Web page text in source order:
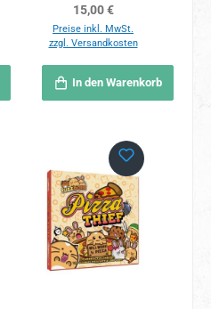
Regulärer Preis:
15,00 €
Preise inkl. MwSt.
zzgl. Versandkosten
In den Warenkorb